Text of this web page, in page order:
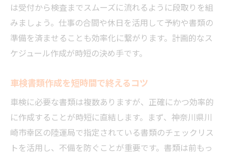
は受付から検査までスムーズに流れるように段取りを組
みましょう。仕事の合間や休日を活用して予約や書類の
準備を済ませることも効率化に繋がります。計画的なス
ケジュール作成が時短の決め手です。
車検書類作成を短時間で終えるコツ
車検に必要な書類は複数ありますが、正確にかつ効率的
に作成することが時短に直結します。まず、神奈川県川
崎市幸区の陸運局で指定されている書類のチェックリス
トを活用し、不備を防ぐことが重要です。書類は前もっ